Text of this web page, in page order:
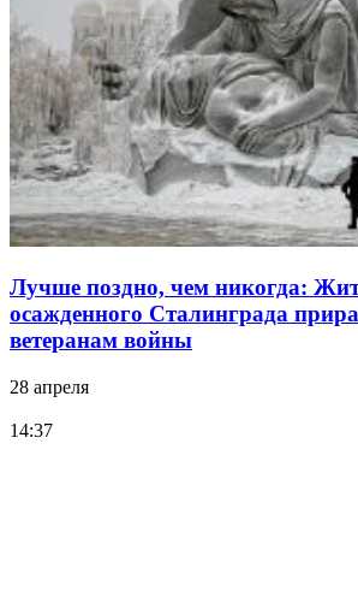
Лучше поздно, чем никогда:
осажденного Сталинграда
ветеранам войны
28 апреля
14:37